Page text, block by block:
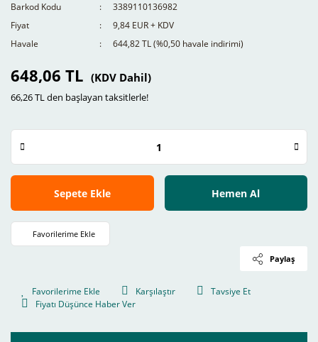
Barkod Kodu
3389110136982
Fiyat
9,84 EUR + KDV
Havale
644,82 TL (%0,50 havale indirimi)
648,06 TL (KDV Dahil)
66,26 TL den başlayan taksitlerle!
Sepete Ekle Hemen Al
Paylaş
Karşılaştır
Tavsiye Et
Fiyatı Düşünce Haber Ver